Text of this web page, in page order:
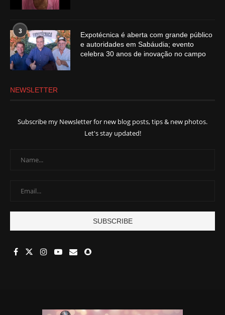
3
Expotécnica é aberta com grande público
e autoridades em Sabáudia; evento
celebra 30 anos de inovação no campo
NEWSLETTER
Subscribe my Newsletter for new blog posts, tips & new photos.
Let's stay updated!